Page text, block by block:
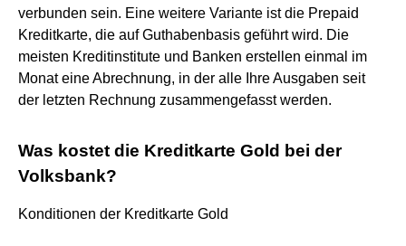
verbunden sein. Eine weitere Variante ist die Prepaid
Kreditkarte, die auf Guthabenbasis geführt wird. Die
meisten Kreditinstitute und Banken erstellen einmal im
Monat eine Abrechnung, in der alle Ihre Ausgaben seit
der letzten Rechnung zusammengefasst werden.
Was kostet die Kreditkarte Gold bei der
Volksbank?
Konditionen der Kreditkarte Gold